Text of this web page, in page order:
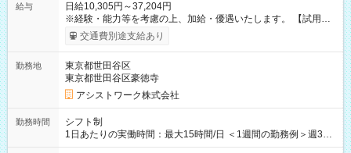
給与
日給10,305円～37,204円
※経験・能力等を考慮の上、加給・優遇いたします。 【試用期
間】試用期間なし
交通費別途支給あり
勤務地
東京都世田谷区
東京都世田谷区豪徳寺
アシストワーク株式会社
勤務時間
シフト制
1日あたりの実働時間：最大15時間/日 ＜1週間の勤務例＞週3回
勤務 勤務：月・水・金 休み：火・木・土・日 好きな時にお仕事